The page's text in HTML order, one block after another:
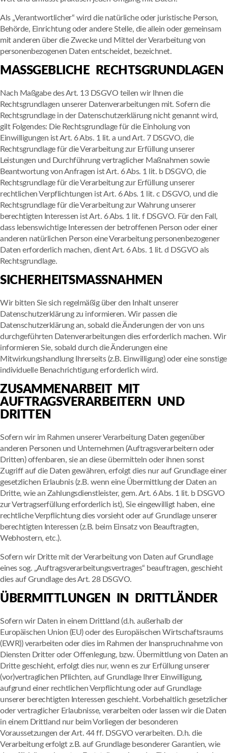
Als „Verantwortlicher“ wird die natürliche oder juristische Person,
Behörde, Einrichtung oder andere Stelle, die allein oder gemeinsam
mit anderen über die Zwecke und Mittel der Verarbeitung von
personenbezogenen Daten entscheidet, bezeichnet.
MASSGEBLICHE RECHTSGRUNDLAGEN
Nach Maßgabe des Art. 13 DSGVO teilen wir Ihnen die
Rechtsgrundlagen unserer Datenverarbeitungen mit. Sofern die
Rechtsgrundlage in der Datenschutzerklärung nicht genannt wird,
gilt Folgendes: Die Rechtsgrundlage für die Einholung von
Einwilligungen ist Art. 6 Abs. 1 lit. a und Art. 7 DSGVO, die
Rechtsgrundlage für die Verarbeitung zur Erfüllung unserer
Leistungen und Durchführung vertraglicher Maßnahmen sowie
Beantwortung von Anfragen ist Art. 6 Abs. 1 lit. b DSGVO, die
Rechtsgrundlage für die Verarbeitung zur Erfüllung unserer
rechtlichen Verpflichtungen ist Art. 6 Abs. 1 lit. c DSGVO, und die
Rechtsgrundlage für die Verarbeitung zur Wahrung unserer
berechtigten Interessen ist Art. 6 Abs. 1 lit. f DSGVO. Für den Fall,
dass lebenswichtige Interessen der betroffenen Person oder einer
anderen natürlichen Person eine Verarbeitung personenbezogener
Daten erforderlich machen, dient Art. 6 Abs. 1 lit. d DSGVO als
Rechtsgrundlage.
SICHERHEITSMASSNAHMEN
Wir bitten Sie sich regelmäßig über den Inhalt unserer
Datenschutzerklärung zu informieren. Wir passen die
Datenschutzerklärung an, sobald die Änderungen der von uns
durchgeführten Datenverarbeitungen dies erforderlich machen. Wir
informieren Sie, sobald durch die Änderungen eine
Mitwirkungshandlung Ihrerseits (z.B. Einwilligung) oder eine sonstige
individuelle Benachrichtigung erforderlich wird.
ZUSAMMENARBEIT MIT
AUFTRAGSVERARBEITERN UND
DRITTEN
Sofern wir im Rahmen unserer Verarbeitung Daten gegenüber
anderen Personen und Unternehmen (Auftragsverarbeitern oder
Dritten) offenbaren, sie an diese übermitteln oder ihnen sonst
Zugriff auf die Daten gewähren, erfolgt dies nur auf Grundlage einer
gesetzlichen Erlaubnis (z.B. wenn eine Übermittlung der Daten an
Dritte, wie an Zahlungsdienstleister, gem. Art. 6 Abs. 1 lit. b DSGVO
zur Vertragserfüllung erforderlich ist), Sie eingewilligt haben, eine
rechtliche Verpflichtung dies vorsieht oder auf Grundlage unserer
berechtigten Interessen (z.B. beim Einsatz von Beauftragten,
Webhostern, etc.).
Sofern wir Dritte mit der Verarbeitung von Daten auf Grundlage
eines sog. „Auftragsverarbeitungsvertrages“ beauftragen, geschieht
dies auf Grundlage des Art. 28 DSGVO.
ÜBERMITTLUNGEN IN DRITTLÄNDER
Sofern wir Daten in einem Drittland (d.h. außerhalb der
Europäischen Union (EU) oder des Europäischen Wirtschaftsraums
(EWR)) verarbeiten oder dies im Rahmen der Inanspruchnahme von
Diensten Dritter oder Offenlegung, bzw. Übermittlung von Daten an
Dritte geschieht, erfolgt dies nur, wenn es zur Erfüllung unserer
(vor)vertraglichen Pflichten, auf Grundlage Ihrer Einwilligung,
aufgrund einer rechtlichen Verpflichtung oder auf Grundlage
unserer berechtigten Interessen geschieht. Vorbehaltlich gesetzlicher
oder vertraglicher Erlaubnisse, verarbeiten oder lassen wir die Daten
in einem Drittland nur beim Vorliegen der besonderen
Voraussetzungen der Art. 44 ff. DSGVO verarbeiten. D.h. die
Verarbeitung erfolgt z.B. auf Grundlage besonderer Garantien, wie